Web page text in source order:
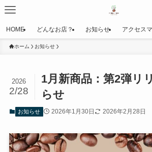
HOME どんなお店？ お知らせ アクセス
ホーム お知らせ
1月新商品：第2弾リ
らせ
2026
2/28
お知らせ 2026年1月30日 2026年2月28日